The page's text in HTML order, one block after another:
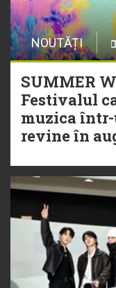
NOUTĂȚI
SUMMER
Festivalul
muzica
revine în